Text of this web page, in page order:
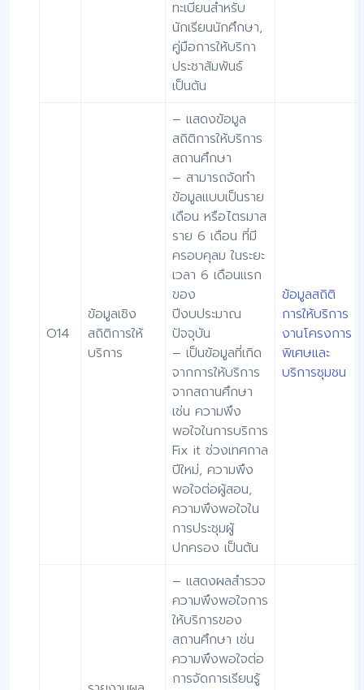
ทะเบียนสำหรับ
นักเรียนนักศึกษา,
คู่มือการให้บริกา
ประชาสัมพันธ์
เป็นต้น
O14
ข้อมูลเชิง
สถิติการให้
บริการ
– แสดงข้อมูล
สถิติการให้บริการ
สถานศึกษา
– สามารถจัดทำ
ข้อมูลแบบเป็นราย
เดือน หรือไตรมาส
ราย 6 เดือน ที่มี
ครอบคุลม ในระยะ
เวลา 6 เดือนแรก
ของ
ปีงบประมาณ
ปัจจุบัน
– เป็นข้อมูลที่เกิด
จากการให้บริการ
จากสถานศึกษา
เช่น ความพึง
พอใจในการบริการ
Fix it ช่วงเทศกาล
ปีใหม่, ความพึง
พอใจต่อผู้สอน,
ความพึงพอใจใน
การประชุมผู้
ปกครอง เป็นต้น
ข้อมูลสถิติ
การให้บริการ
งานโครงการ
พิเศษและ
บริการชุมชน
– แสดงผลสำรวจ
ความพึงพอใจการ
ให้บริการของ
สถานศึกษา เช่น
ความพึงพอใจต่อ
การจัดการเรียนรู้